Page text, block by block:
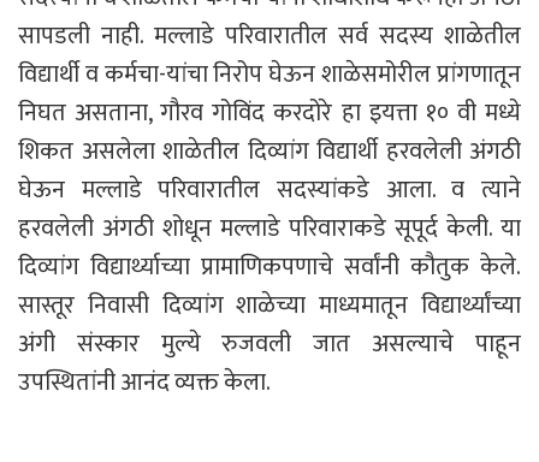
सापडली नाही. मल्लाडे परिवारातील सर्व सदस्य शाळेतील
विद्यार्थी व कर्मचा-यांचा निरोप घेऊन शाळेसमोरील प्रांगणातून
निघत असताना, गौरव गोविंद करदोरे हा इयत्ता १० वी मध्ये
शिकत असलेला शाळेतील दिव्यांग विद्यार्थी हरवलेली अंगठी
घेऊन मल्लाडे परिवारातील सदस्यांकडे आला. व त्याने
हरवलेली अंगठी शोधून मल्लाडे परिवाराकडे सूपूर्द केली. या
दिव्यांग विद्यार्थ्याच्या प्रामाणिकपणाचे सर्वांनी कौतुक केले.
सास्तूर निवासी दिव्यांग शाळेच्या माध्यमातून विद्यार्थ्यांच्या
अंगी संस्कार मुल्ये रुजवली जात असल्याचे पाहून
उपस्थितांनी आनंद व्यक्त केला.